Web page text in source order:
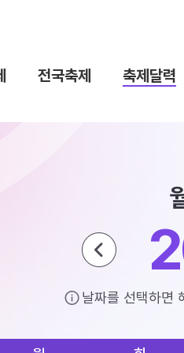
전국축제 축제달력
날짜를 선택하면